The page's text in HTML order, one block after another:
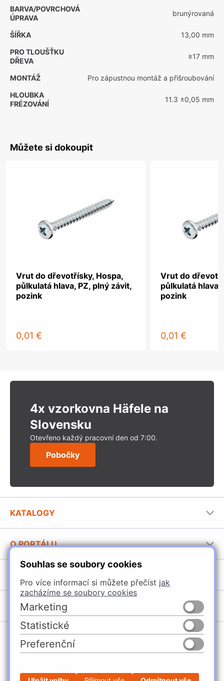
Souhlas se soubory cookies
Pro více informací si můžete přečíst jak
zacházíme se soubory cookies
Marketing
Statistické
Preferenční
BARVA/POVRCHOVÁ
ÚPRAVA
brunýrovaná
ŠÍŘKA
13,00 mm
PRO TLOUŠŤKU
DŘEVA
≥17 mm
MONTÁŽ
Pro zápustnou montáž a přišroubování
HLOUBKA
FRÉZOVÁNÍ
11.3 ±0,05 mm
Můžete si dokoupit
Vrut do dřevotřísky, Hospa,
půlkulatá hlava, PZ, plný závit,
pozink
0,01 €
Vrut do
půlkulatá hlava,
pozink
0,01 €
4x vzorkovna Häfele na
Slovensku
Otevřeno každý pracovní den od 7:00.
Pobočky
KATALOGY
Stavební katalog Häfele
Brožury Häfele
O PORTÁLU
Provozovatel portálu
Jak používat portál
Úchytky
Nábytkové kování
Vybavení kuchyní
Osvětlení a elektro
Stavební kování
POBOČKY
Špačince
Žilina
Sielnica